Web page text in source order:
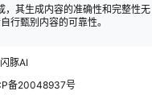
，其生成内容的准确性和完整性无
行甄别内容的可靠性。
豚AI
备20048937号